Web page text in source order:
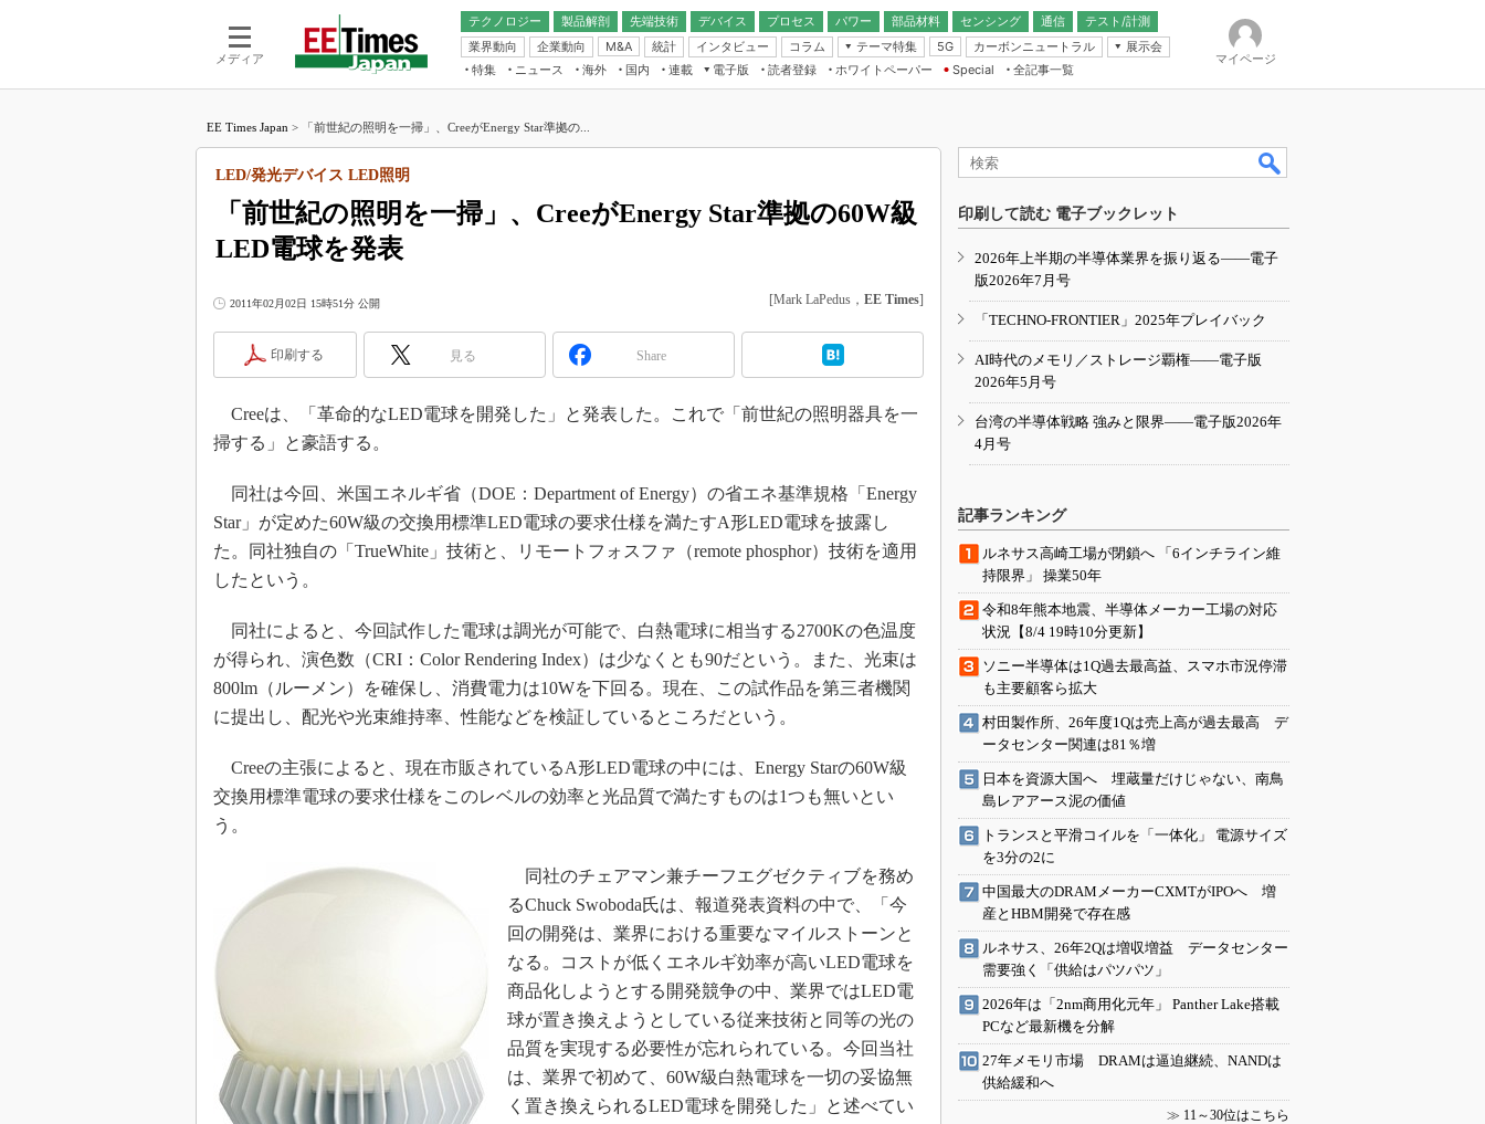
メディア
テクノロジー 製品解剖
先端技術
電池／エネルギー
デバイス
アナログ
マイコン
プロセス パワー 部品材料 センシング
通信
無線
テスト/計測
業界動向
企業動向 M&A 統計 インタビュー コラム
テーマ特集
フィジカルAI
読者調査（EE Times Research）
エレクトロニクス入門（EDN
Japan）
5G カーボンニュートラル
展示会
IoT・エッジコンピューティング
EXPO
TECHNO-FRONTIER
人とくるま展
特集 ニュース 海外 国内
連載
福田昭のデバイス通信
大山聡の業界スコープ
世界を「数字」で回してみよう
踊るバズワード ～Behind the
この10年で起こったこと、次の10年
光伝送技術を知る
改革、執念の180日
JASA発IoT通信
IHSアナリスト「未来展望」
「英語に愛されないエンジニア」の
ための新行動論
電子版
電子ブックレット
読者登録 ホワイトペーパー
Special
全記事一覧
マイページ
EE Times Japan > 「前世紀の照明を一掃」、CreeがEnergy Star準拠の...
「前世紀の照明を一掃」、CreeがEnergy Star準拠の60W級
LED電球を発表
LED/発光デバイス LED照明
2011年02月02日 15時51分 公開 [Mark LaPedus， EE Times]
印刷する 見る Share
Creeは、「革命的なLED電球を開発した」と発表した。これで「前世紀の照明器具を一
掃する」と豪語する。
同社は今回、米国エネルギ省（DOE：Department of Energy）の省エネ基準規格「Energy
Star」が定めた60W級の交換用標準LED電球の要求仕様を満たすA形LED電球を披露し
た。同社独自の「TrueWhite」技術と、リモートフォスファ（remote phosphor）技術を適用
したという。
同社によると、今回試作した電球は調光が可能で、白熱電球に相当する2700Kの色温度
が得られ、演色数（CRI：Color Rendering Index）は少なくとも90だという。また、光束は
800lm（ルーメン）を確保し、消費電力は10Wを下回る。現在、この試作品を第三者機関
に提出し、配光や光束維持率、性能などを検証しているところだという。
Creeの主張によると、現在市販されているA形LED電球の中には、Energy Starの60W級
交換用標準電球の要求仕様をこのレベルの効率と光品質で満たすものは1つも無いとい
う。
同社のチェアマン兼チーフエグゼクティブを務め
るChuck Swoboda氏は、報道発表資料の中で、「今
回の開発は、業界における重要なマイルストーンと
なる。コストが低くエネルギ効率が高いLED電球を
商品化しようとする開発競争の中、業界ではLED電
球が置き換えようとしている従来技術と同等の光の
品質を実現する必要性が忘れられている。今回当社
は、業界で初めて、60W級白熱電球を一切の妥協無
く置き換えられるLED電球を開発した」と述べてい
印刷して読む 電子ブックレット
2026年上半期の半導体業界を振り返る――電子
版2026年7月号
「TECHNO-FRONTIER」2025年プレイバック
AI時代のメモリ／ストレージ覇権――電子版
2026年5月号
台湾の半導体戦略 強みと限界――電子版2026年
4月号
記事ランキング
ルネサス高崎工場が閉鎖へ 「6インチライン維
持限界」 操業50年
令和8年熊本地震、半導体メーカー工場の対応
状況【8/4 19時10分更新】
ソニー半導体は1Q過去最高益、スマホ市況停滞
も主要顧客ら拡大
村田製作所、26年度1Qは売上高が過去最高 デ
ータセンター関連は81％増
日本を資源大国へ 埋蔵量だけじゃない、南鳥
島レアアース泥の価値
トランスと平滑コイルを「一体化」 電源サイズ
を3分の2に
中国最大のDRAMメーカーCXMTがIPOへ 増
産とHBM開発で存在感
ルネサス、26年2Qは増収増益 データセンター
需要強く「供給はパツパツ」
2026年は「2nm商用化元年」 Panther Lake搭載
PCなど最新機を分解
27年メモリ市場 DRAMは逼迫継続、NANDは
供給緩和へ
≫ 11～30位はこちら